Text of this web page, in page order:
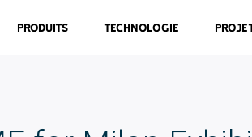
Produits Technologie